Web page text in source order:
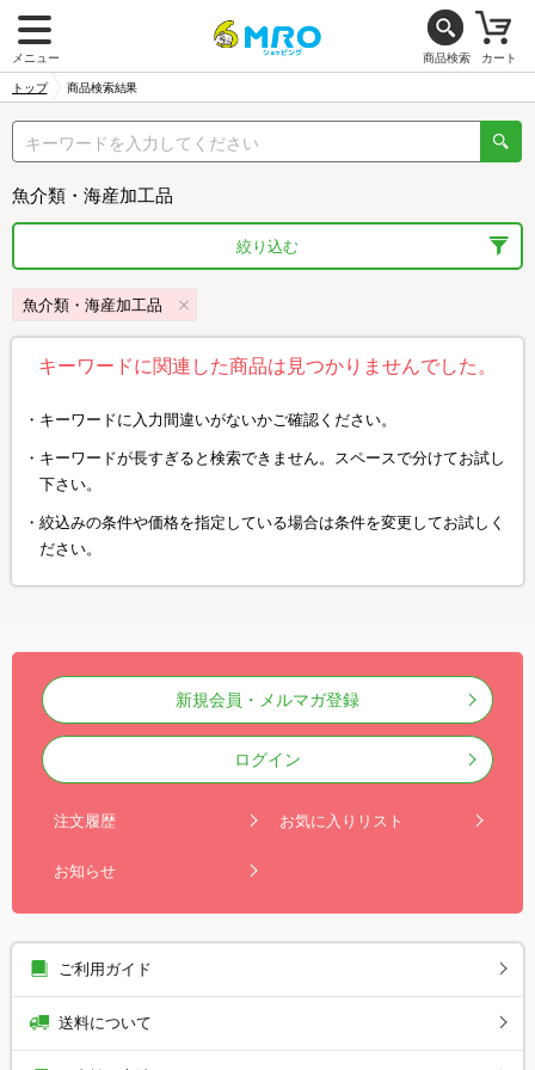
メニュー 商品検索 カート
トップ 商品検索結果
魚介類・海産加工品
絞り込む
魚介類・海産加工品
キーワードに関連した商品は見つかりませんでした。
キーワードに入力間違いがないかご確認ください。
キーワードが長すぎると検索できません。スペースで分けてお試し
下さい。
絞込みの条件や価格を指定している場合は条件を変更してお試しく
ださい。
新規会員・メルマガ登録
ログイン
注文履歴 お気に入りリスト
お知らせ
ご利用ガイド
送料について